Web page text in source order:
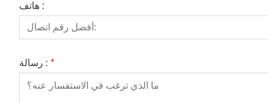
هاتف :
رسالة : *